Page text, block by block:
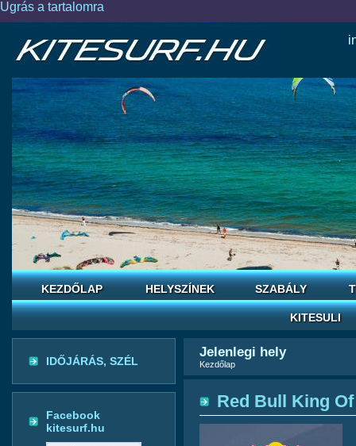
Ugrás a tartalomra
KEZDŐLAP HELYSZÍNEK SZABÁLY
KITESULI
IDŐJÁRÁS, SZÉL
Facebook
kitesurf.hu
Jelenlegi hely
Kezdőlap
Red Bull King